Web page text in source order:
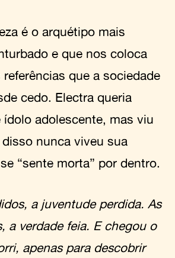
é o arquétipo mais
e que nos coloca
referências que a sociedade
cedo. Electra queria
adolescente, mas viu
nunca viveu sua
“sente morta” por dentro.
a juventude perdida. As
a verdade feia. E chegou o
apenas para descobrir